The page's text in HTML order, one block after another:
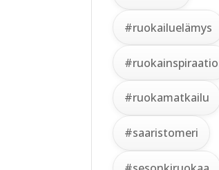
#ruokailuelämys
#ruokainspiraatio
#ruokamatkailu
#saaristomeri